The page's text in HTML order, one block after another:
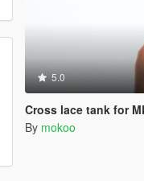
5.0
Cross lace tank for
By mokoo